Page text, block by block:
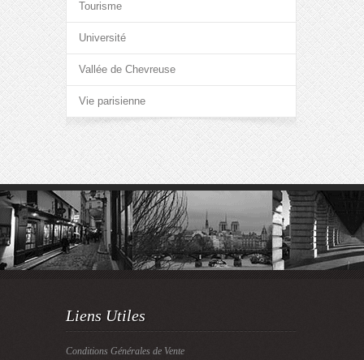
Tourisme
Université
Vallée de Chevreuse
Vie parisienne
Liens Utiles
Conditions Générales de Vente